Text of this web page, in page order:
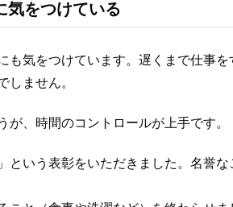
気をつけている
も気をつけています。遅くまで仕事
しません。
が、時間のコントロールが上手です。
という表彰をいただきました。名誉